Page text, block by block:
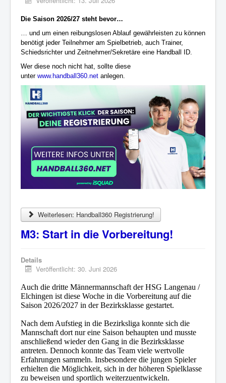
Die Saison 2026/27 steht bevor…
… und um einen reibungslosen Ablauf gewährleisten zu können
benötigt jeder Teilnehmer am Spielbetrieb, auch Trainer,
Schiedsrichter und Zeitnehmer/Sekretäre eine Handball ID.
Wer diese noch nicht hat, sollte diese
unter www.handball360.net anlegen.
Weiterlesen: Handball360 Registrierung!
M3: Start in die Vorbereitung!
Details
Veröffentlicht: 30. Juni 2026
Auch die dritte Männermannschaft der HSG Langenau /
Elchingen ist diese Woche in die Vorbereitung auf die
Saison 2026/2027 in der Bezirksklasse gestartet.
Nach dem Aufstieg in die Bezirksliga konnte sich die
Mannschaft dort nur eine Saison behaupten und musste
anschließend wieder den Gang in die Bezirksklasse
antreten. Dennoch konnte das Team viele wertvolle
Erfahrungen sammeln. Insbesondere die jungen Spieler
erhielten die Möglichkeit, sich in der höheren Spielklasse
zu beweisen und sportlich weiterzuentwickeln.